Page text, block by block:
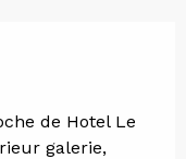
de Hotel Le
galerie,